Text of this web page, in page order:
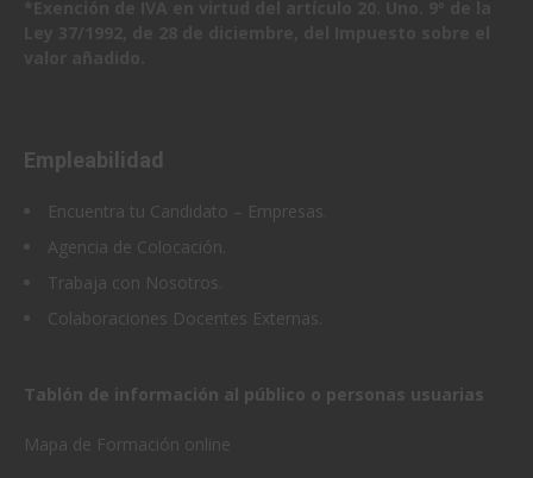
Empleabilidad
Encuentra tu Candidato – Empresas
Agencia de Colocación.
Trabaja con Nosotros.
Colaboraciones Docentes Externas.
Tablón de información al público o personas usuarias
Mapa de Formación online